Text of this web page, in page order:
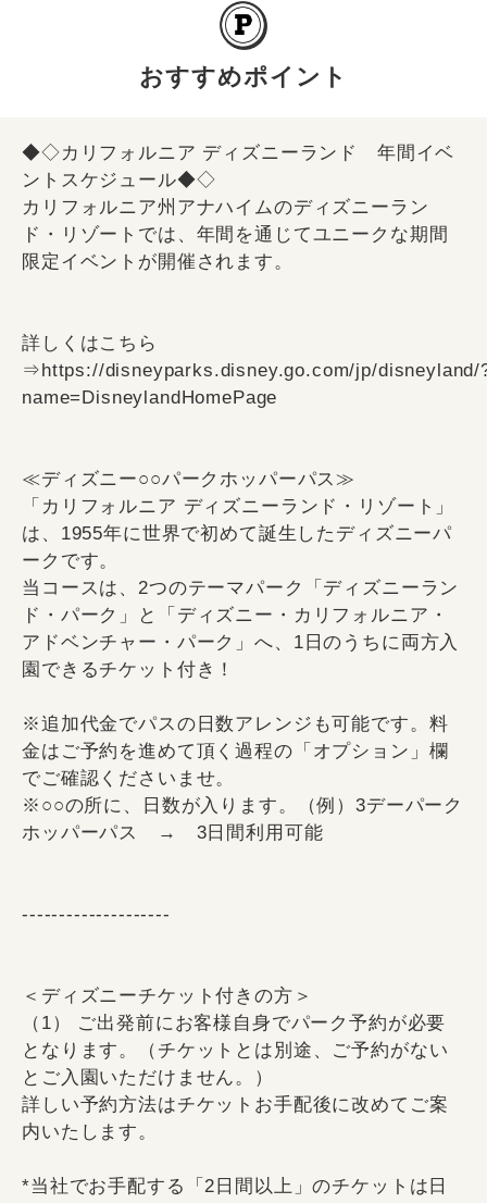
おすすめポイント
◆◇カリフォルニア ディズニーランド 年間イベ
ントスケジュール◆◇
カリフォルニア州アナハイムのディズニーラン
ド・リゾートでは、年間を通じてユニークな期間
限定イベントが開催されます。
詳しくはこちら
⇒https://disneyparks.disney.go.com/jp/disneyland/
name=DisneylandHomePage
≪ディズニー○○パークホッパーパス≫
「カリフォルニア ディズニーランド・リゾート」
は、1955年に世界で初めて誕生したディズニーパ
ークです。
当コースは、2つのテーマパーク「ディズニーラン
ド・パーク」と「ディズニー・カリフォルニア・
アドベンチャー・パーク」へ、1日のうちに両方入
園できるチケット付き！
※追加代金でパスの日数アレンジも可能です。料
金はご予約を進めて頂く過程の「オプション」欄
でご確認くださいませ。
※○○の所に、日数が入ります。（例）3デーパーク
ホッパーパス → 3日間利用可能
--------------------
＜ディズニーチケット付きの方＞
（1） ご出発前にお客様自身でパーク予約が必要
となります。（チケットとは別途、ご予約がない
とご入園いただけません。）
詳しい予約方法はチケットお手配後に改めてご案
内いたします。
*当社でお手配する「2日間以上」のチケットは日